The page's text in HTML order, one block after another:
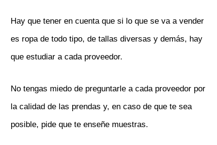
Hay que tener en cuenta que si lo que se va a vender
es ropa de todo tipo, de tallas diversas y demás, hay
que estudiar a cada proveedor.
No tengas miedo de preguntarle a cada proveedor por
la calidad de las prendas y, en caso de que te sea
posible, pide que te enseñe muestras.